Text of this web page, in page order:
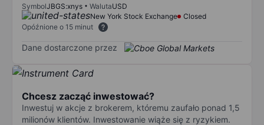
SymbolJBGS:xnys WalutaUSD
New York Stock Exchange
Closed
Opóźnione o 15 minut
Dane dostarczone przez
Chcesz zacząć inwestować?
Inwestuj w akcje z brokerem, któremu zaufało ponad 1,5
milionów klientów. Inwestowanie wiąże się z ryzykiem.